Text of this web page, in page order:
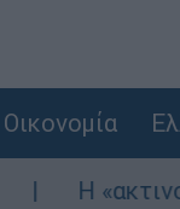
Οικονομία